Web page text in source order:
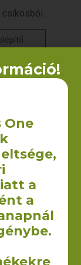
Jó sokat
t
One
a
a